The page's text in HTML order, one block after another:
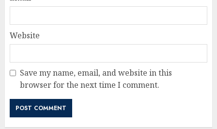
Website
Save my name, email, and website in this
browser for the next time I comment.